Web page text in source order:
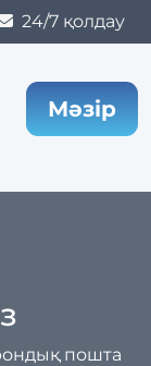
24/7 қолдау
Мәзір
пошта